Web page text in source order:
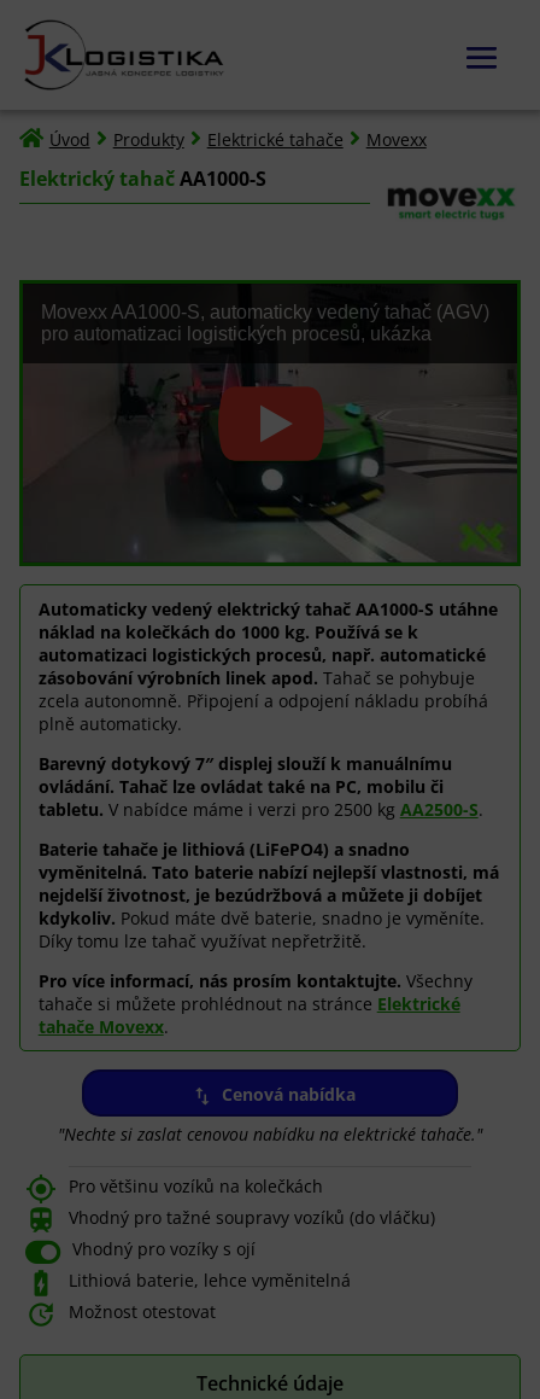
 Úvod  Produkty Elektrické tahače  Movexx
Elektrický tahačAA1000-S
Movexx AA1000-S, automaticky vedený tahač (AGV)
pro automatizaci logistických procesů, ukázka
Automaticky vedený elektrický tahač AA1000-S utáhne
náklad na kolečkách do 1000 kg. Používá se k
automatizaci logistických procesů, např. automatické
zásobování výrobních linek apod. Tahač se pohybuje
zcela autonomně. Připojení a odpojení nákladu probíhá
plně automaticky.
Barevný dotykový 7″ displej slouží k manuálnímu
ovládání. Tahač lze ovládat také na PC, mobilu či
tabletu. V nabídce máme i verzi pro 2500 kg AA2500-S.
Baterie tahače je lithiová (LiFePO4) a snadno
vyměnitelná. Tato baterie nabízí nejlepší vlastnosti, má
nejdelší životnost, je bezúdržbová a můžete ji dobíjet
kdykoliv. Pokud máte dvě baterie, snadno je vyměníte.
Díky tomu lze tahač využívat nepřetržitě.
Pro více informací, nás prosím kontaktujte. Všechny
tahače si můžete prohlédnout na stránce Elektrické
tahače Movexx.
Cenová nabídka
"Nechte si zaslat cenovou nabídku na elektrické tahače."
 Pro většinu vozíků na kolečkách
 Vhodný pro tažné soupravy vozíků (do vláčku)
 Vhodný pro vozíky s ojí
 Lithiová baterie, lehce vyměnitelná
 Možnost otestovat
Technické údaje